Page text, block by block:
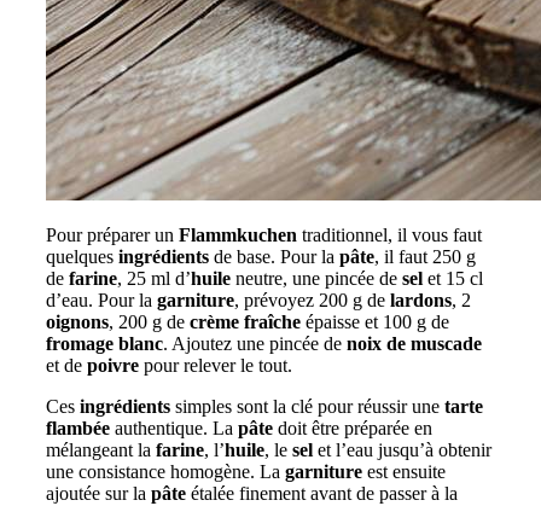
Pour préparer un Flammkuchen traditionnel, il vous faut
quelques ingrédients de base. Pour la pâte, il faut 250 g
de farine, 25 ml d’huile neutre, une pincée de sel et 15 cl
d’eau. Pour la garniture, prévoyez 200 g de lardons, 2
oignons, 200 g de crème fraîche épaisse et 100 g de
fromage blanc. Ajoutez une pincée de noix de muscade
et de poivre pour relever le tout.
Ces ingrédients simples sont la clé pour réussir une tarte
flambée authentique. La pâte doit être préparée en
mélangeant la farine, l’huile, le sel et l’eau jusqu’à obtenir
une consistance homogène. La garniture est ensuite
ajoutée sur la pâte étalée finement avant de passer à la